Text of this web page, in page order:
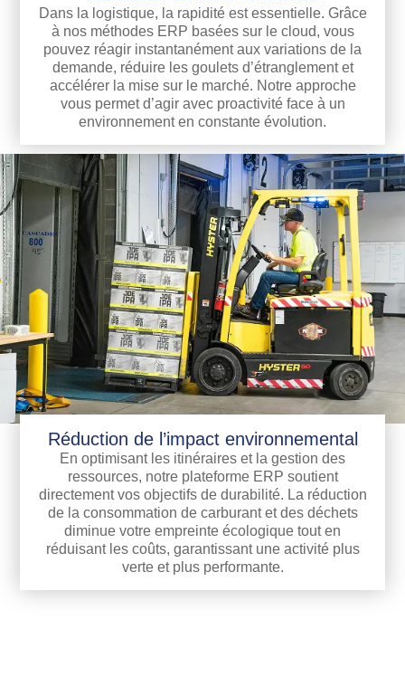
Dans la logistique, la rapidité est essentielle. Grâce
à nos méthodes ERP basées sur le cloud, vous
pouvez réagir instantanément aux variations de la
demande, réduire les goulets d’étranglement et
accélérer la mise sur le marché. Notre approche
vous permet d’agir avec proactivité face à un
environnement en constante évolution.
Réduction de l’impact environnemental
En optimisant les itinéraires et la gestion des
ressources, notre plateforme ERP soutient
directement vos objectifs de durabilité. La réduction
de la consommation de carburant et des déchets
diminue votre empreinte écologique tout en
réduisant les coûts, garantissant une activité plus
verte et plus performante.